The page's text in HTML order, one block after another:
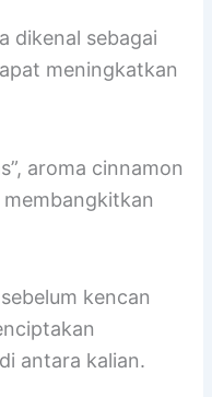
dikenal sebagai
meningkatkan
aroma cinnamon
kencan
antara kalian.